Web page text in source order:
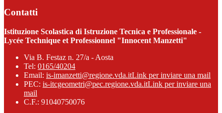
Contatti
Istituzione Scolastica di Istruzione Tecnica e Professionale -
Lycée Technique et Professionnel "Innocent Manzetti"
Via B. Festaz n. 27/a - Aosta
Tel: 0165/40204
Email: is-imanzetti@regione.vda.itLink per inviare una mail
PEC: is-itcgeometri@pec.regione.vda.itLink per inviare una
mail
C.F.: 91040750076